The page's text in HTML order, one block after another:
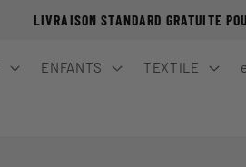
LIVRAISON STANDARD GRATUITE
ENFANTS TEXTILE